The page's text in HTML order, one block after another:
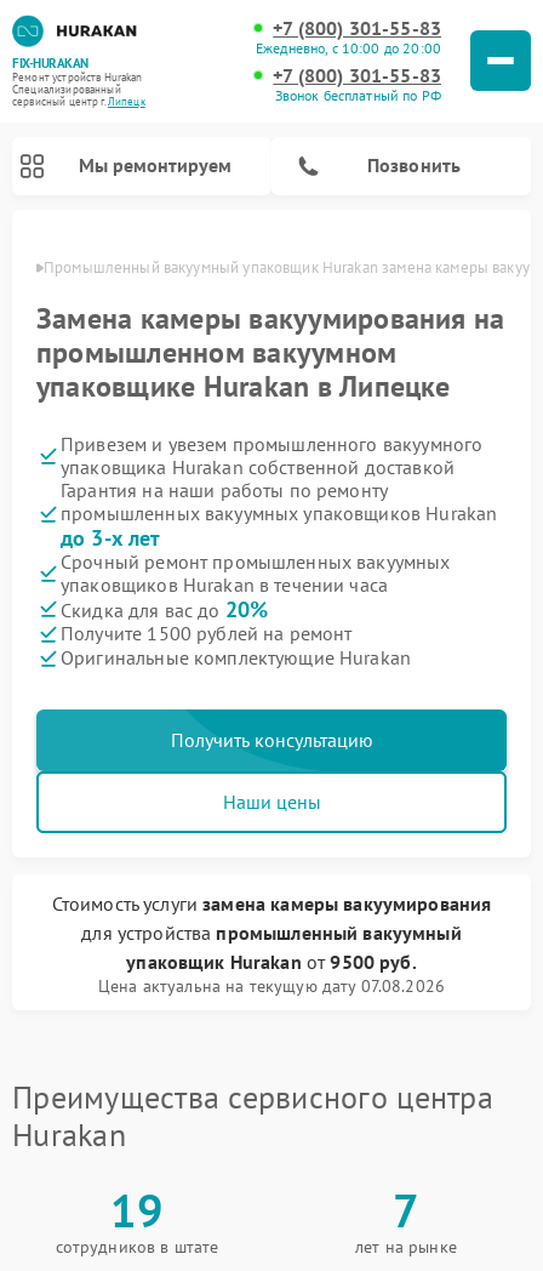
FIX-HURAKAN
Ремонт устройств Hurakan
Специализированный
cервисный центр г.Липецк
+7 (800) 301-55-83
Ежедневно, с 10:00 до 20:00
+7 (800) 301-55-83
Звонок бесплатный по РФ
Мы ремонтируем Позвонить
Промышленный вакуумный упаковщик Hurakan замена камеры
Замена камеры вакуумирования на
промышленном вакуумном
упаковщике Hurakan в Липецке
Привезем и увезем промышленного вакуумного
упаковщика Hurakan собственной доставкой
Гарантия на наши работы по ремонту
промышленных вакуумных упаковщиков Hurakan
до 3-х лет
Срочный ремонт промышленных вакуумных
упаковщиков Hurakan в течении часа
Скидка для вас до 20%
Получите 1500 рублей на ремонт
Оригинальные комплектующие Hurakan
Получить консультацию
Наши цены
Стоимость услугизамена камеры вакуумирования
для устройства промышленный вакуумный
упаковщик Hurakan от9500 руб.
Цена актуальна на текущую дату 07.08.2026
Преимущества сервисного центра
Hurakan
19
сотрудников в штате
7
лет на рынке